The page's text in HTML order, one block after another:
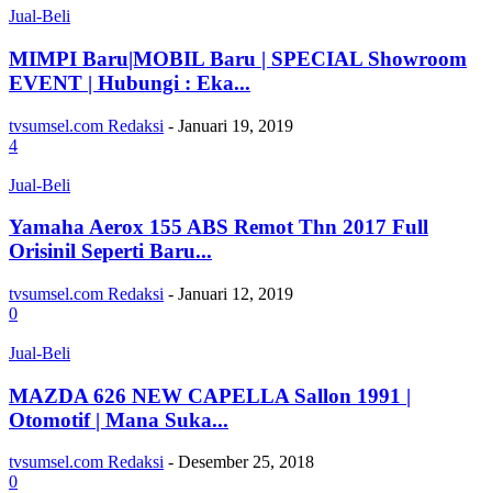
Jual-Beli
MIMPI Baru|MOBIL Baru | SPECIAL Showroom
EVENT | Hubungi : Eka...
tvsumsel.com Redaksi - Januari 19, 2019
4
Jual-Beli
Yamaha Aerox 155 ABS Remot Thn 2017 Full
Orisinil Seperti Baru...
tvsumsel.com Redaksi - Januari 12, 2019
0
Jual-Beli
MAZDA 626 NEW CAPELLA Sallon 1991 |
Otomotif | Mana Suka...
tvsumsel.com Redaksi - Desember 25, 2018
0